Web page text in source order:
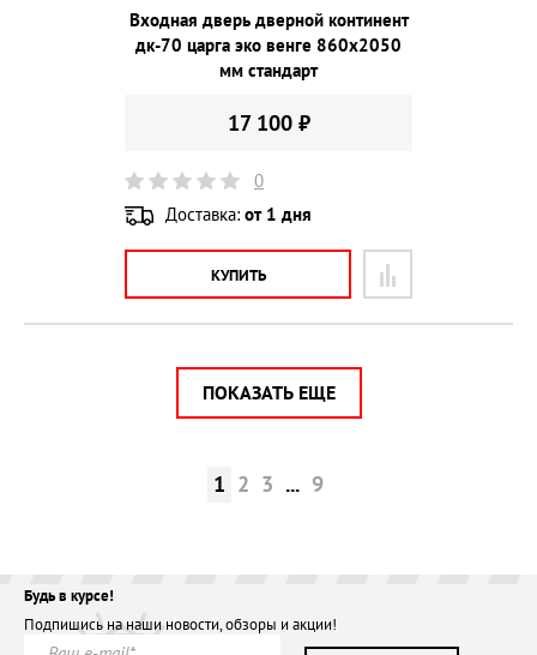
Входная дверь дверной континент
дк-70 царга эко венге 860х2050
мм стандарт
17 100 ₽
0
Доставка: от 1 дня
КУПИТЬ
ПОКАЗАТЬ ЕЩЕ
1 2 3 ... 9
Будь в курсе!
Подпишись на наши новости, обзоры и акции!